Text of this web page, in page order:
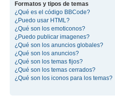
Formatos y tipos de temas
¿Qué es el código BBCode?
¿Puedo usar HTML?
¿Qué son los emoticonos?
¿Puedo publicar imagenes?
¿Qué son los anuncios globales?
¿Qué son los anuncios?
¿Qué son los temas fijos?
¿Qué son los temas cerrados?
¿Qué son los iconos para los temas?